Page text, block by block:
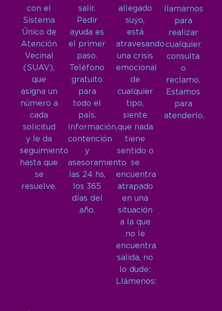
con el
Sistema
Único de
Atención
Vecinal
(SUAV),
que
asigna un
número a
cada
solicitud
y le da
seguimiento
hasta que
se
resuelve.
salir.
Pedir
ayuda es
el primer
paso.
Teléfono
gratuito
para
todo el
país.
Información,
contención
y
asesoramiento
las 24 hs,
los 365
días del
año.
allegado
suyo,
está
atravesando
una crisis
emocional
de
cualquier
tipo,
siente
que nada
tiene
sentido o
se
encuentra
atrapado
en una
situación
a la que
no le
encuentra
salida, no
lo dude:
Llámenos:
llamarnos
para
realizar
cualquier
consulta
o
reclamo.
Estamos
para
atenderlo.